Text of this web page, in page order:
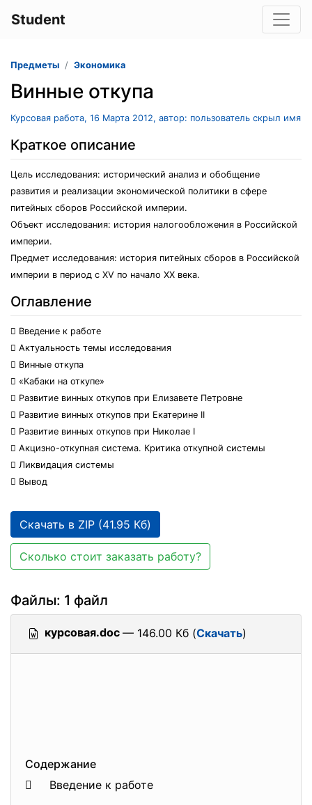
Student
Предметы Экономика
Винные откупа
Курсовая работа, 16 Марта 2012, автор: пользователь скрыл имя
Краткое описание
Цель исследования: исторический анализ и обобщение
развития и реализации экономической политики в сфере
питейных сборов Российской империи.
Объект исследования: история налогообложения в Российской
империи.
Предмет исследования: история питейных сборов в Российской
империи в период с XV по начало XX века.
Оглавление
 Введение к работе
 Актуальность темы исследования
 Винные откупа
 «Кабаки на откупе»
 Развитие винных откупов при Елизавете Петровне
 Развитие винных откупов при Екатерине II
 Развитие винных откупов при Николае I
 Акцизно-откупная система. Критика откупной системы
 Ликвидация системы
 Вывод
Скачать в ZIP (41.95 Кб)
Сколько стоит заказать работу?
Файлы: 1 файл
курсовая.doc — 146.00 Кб (Скачать)
Содержание
 Введение к работе